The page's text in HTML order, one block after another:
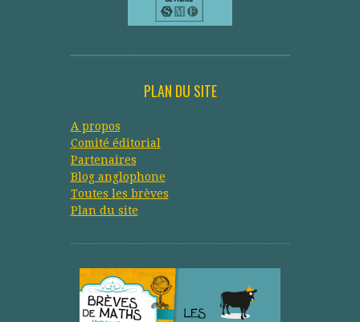
PLAN DU SITE
A propos
Comité éditorial
Partenaires
Blog anglophone
Toutes les brèves
Plan du site